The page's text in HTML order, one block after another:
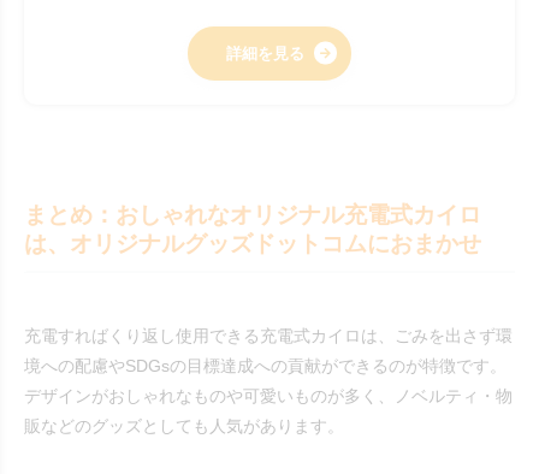
詳細を見る
まとめ：おしゃれなオリジナル充電式カイロ
は、オリジナルグッズドットコムにおまかせ
充電すればくり返し使用できる充電式カイロは、ごみを出さず環
境への配慮やSDGsの目標達成への貢献ができるのが特徴です。
デザインがおしゃれなものや可愛いものが多く、ノベルティ・物
販などのグッズとしても人気があります。